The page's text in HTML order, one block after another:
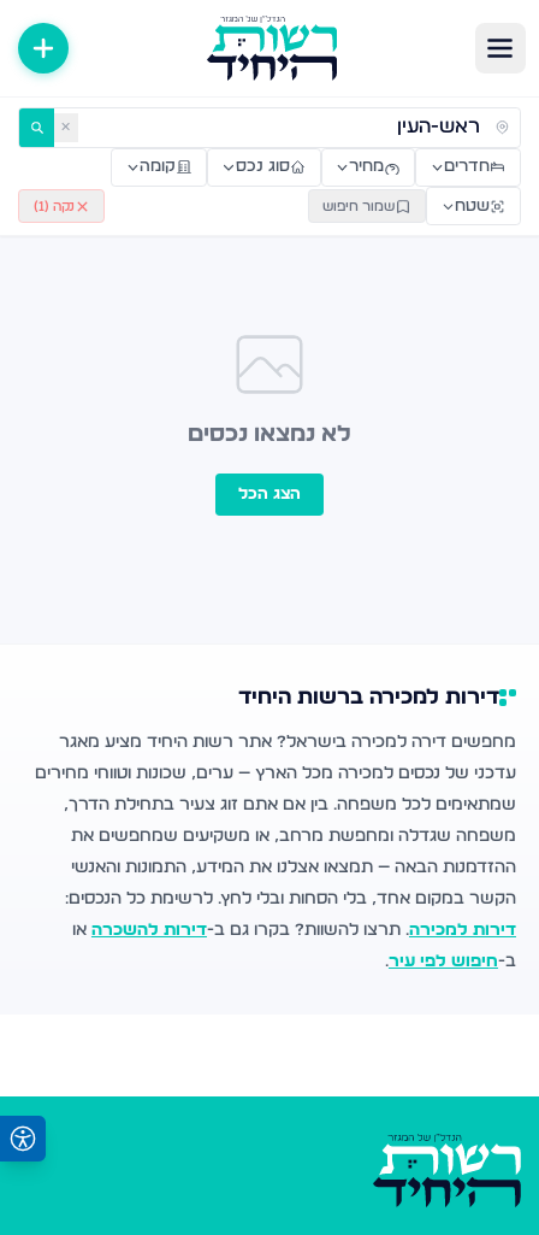
דירות למכירה ולהשכרה — רשות היחיד ✕
חדרים מחיר סוג נכס קומה
שטח שמור חיפוש נקה ( 1
)
לא נמצאו נכסים
הצג הכל
דירות למכירה ברשות היחיד
מחפשים דירה למכירה בישראל? אתר רשות היחיד מציע מאגר
עדכני של נכסים למכירה מכל הארץ — ערים, שכונות וטווחי מחירים
שמתאימים לכל משפחה. בין אם אתם זוג צעיר בתחילת הדרך,
משפחה שגדלה ומחפשת מרחב, או משקיעים שמחפשים את
ההזדמנות הבאה — תמצאו אצלנו את המידע, התמונות והאנשי
הקשר במקום אחד, בלי הסחות ובלי לחץ. לרשימת כל הנכסים:
דירות למכירה. תרצו להשוות? בקרו גם ב-דירות להשכרה או
ב-חיפוש לפי עיר.